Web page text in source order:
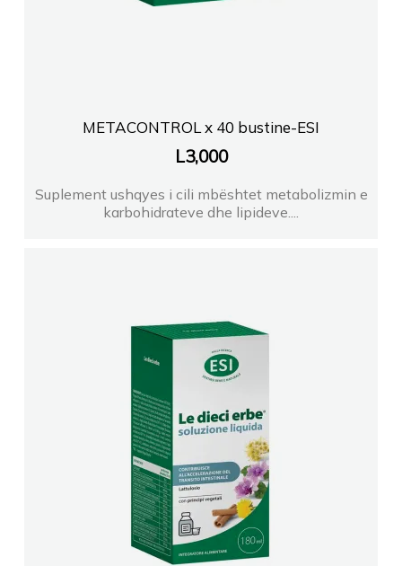
METACONTROL x 40 bustine-ESI
L3,000
Suplement ushqyes i cili mbështet metabolizmin e
karbohidrateve dhe lipideve....